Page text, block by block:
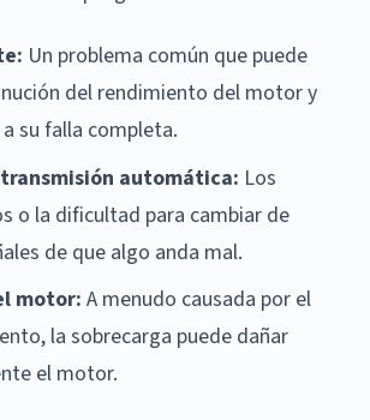
Un problema común que puede
del rendimiento del motor y
su falla completa.
automática: Los
o la dificultad para cambiar de
de que algo anda mal.
motor: A menudo causada por el
la sobrecarga puede dañar
el motor.